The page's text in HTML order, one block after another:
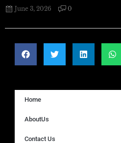
June 3, 2026 0
Home
AboutUs
Contact Us